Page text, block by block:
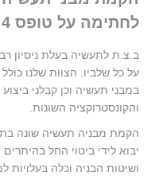
לחתימה על טופס 4
ב.צ.ת לתעשיה בעלת ניסיון
על כל שלביו. הצוות שלנו
במבני תעשיה וכן קבלני
והקונסטרוקציה השונות.
הקמת מבניה תעשיה שונה
יבוא לידי ביטוי החל
ושיטות הבניה וכלה בעלויות